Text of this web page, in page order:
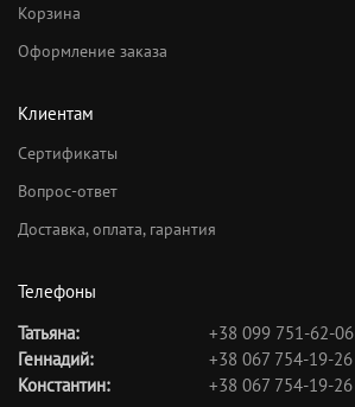
Корзина
Оформление заказа
Клиентам
Сертификаты
Вопрос-ответ
Доставка, оплата, гарантия
Телефоны
Татьяна:
+38 099 751-62-06
Геннадий:
+38 067 754-19-26
Константин:
+38 067 754-19-26